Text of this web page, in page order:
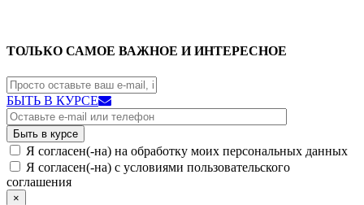
ТОЛЬКО САМОЕ ВАЖНОЕ И ИНТЕРЕСНОЕ
БЫТЬ В КУРСЕ
Я согласен(-на) на обработку моих персональных данных
Я согласен(-на) с условиями пользовательского
соглашения
×